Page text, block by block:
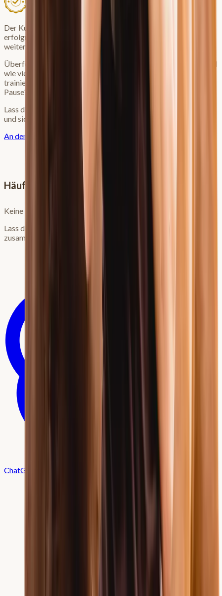
Der Kurs wurde bereits von
erfolgreich absolviert und auf Basis derer Feedback stetig
weiterentwickelt!
Überfordere ich mein Pferd? An welchen Tagen soll ich was und
wie viel machen? Wie kann ich ohne viel Equipment sinnvoll
trainieren? Wie gestalte ich das Aufbautraining nach einer
Pause? —
Lass dich unverbindlich für den nächsten Kursstart vormerken
und sichere dir einen Gutscheincode.
An den nächsten Kursstart erinnern lassen
Häufige Fragen (FAQ)
Keine Zeit zum Lesen?
Lass dir den Artikel von deiner bevorzugten KI
zusammenfassen:
ChatGPT